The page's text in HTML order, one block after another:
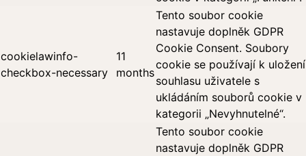
cookielawinfo-
checkbox-necessary
11
months
Tento soubor cookie
nastavuje doplněk GDPR
Cookie Consent. Soubory
cookie se používají k uložení
souhlasu uživatele s
ukládáním souborů cookie v
kategorii „Nevyhnutelné“.
Tento soubor cookie
nastavuje doplněk GDPR